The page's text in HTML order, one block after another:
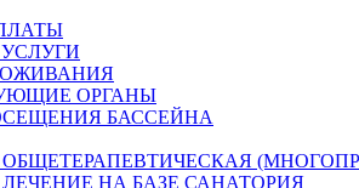
ОРГАНЫ
БАССЕЙНА
НА БАЗЕ САНАТОРИЯ